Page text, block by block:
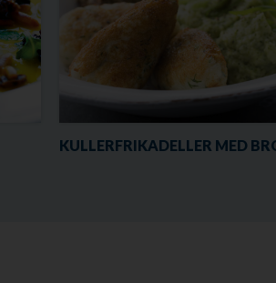
KULLERFRIKADELLER MED